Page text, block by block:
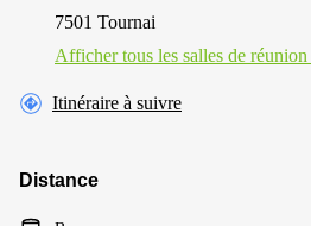
7501 Tournai
Afficher tous les salles de
Itinéraire à suivre
Distance